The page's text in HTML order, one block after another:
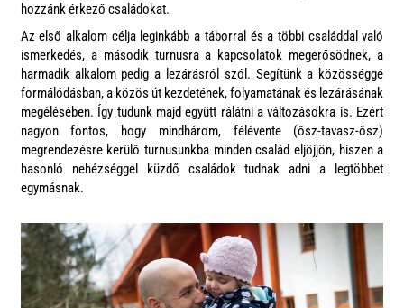
hozzánk érkező családokat.
Az első alkalom célja leginkább a táborral és a többi családdal való
ismerkedés, a második turnusra a kapcsolatok megerősödnek, a
harmadik alkalom pedig a lezárásról szól. Segítünk a közösséggé
formálódásban, a közös út kezdetének, folyamatának és lezárásának
megélésében. Így tudunk majd együtt rálátni a változásokra is. Ezért
nagyon fontos, hogy mindhárom, félévente (ősz-tavasz-ősz)
megrendezésre kerülő turnusunkba minden család eljöjjön, hiszen a
hasonló nehézséggel küzdő családok tudnak adni a legtöbbet
egymásnak.